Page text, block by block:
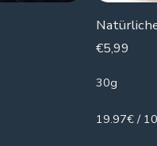
€5,99
30g
19.97€ /